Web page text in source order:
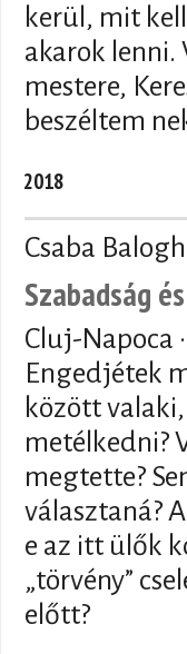
kerül, mit
akarok lenni.
mestere,
beszéltem
2018
Csaba
Szabadság
Cluj-Napoca ·
Engedjétek
között
metélkedni?
megtette?
választaná?
e az itt ülők
„törvény”
előtt?